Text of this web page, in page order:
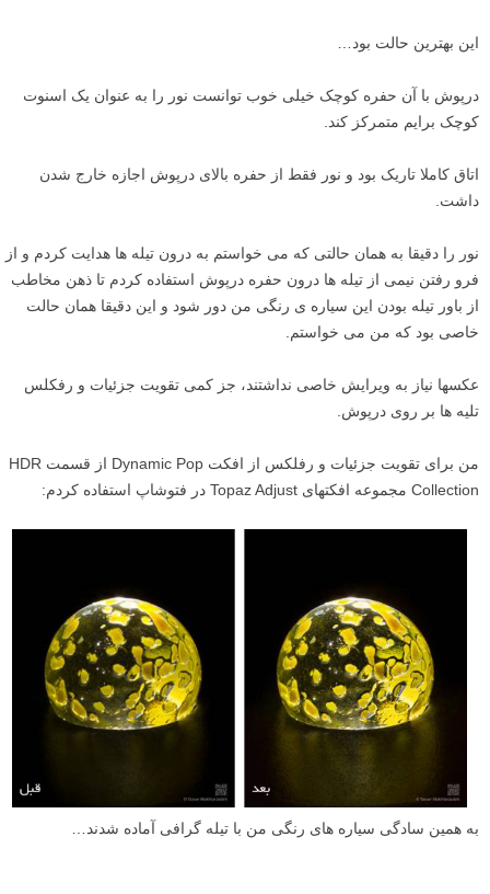
این بهترین حالت بود…
درپوش با آن حفره کوچک خیلی خوب توانست نور را به عنوان یک اسنوت
کوچک برایم متمرکز کند.
اتاق کاملا تاریک بود و نور فقط از حفره بالای درپوش اجازه خارج شدن
داشت.
نور را دقیقا به همان حالتی که می خواستم به درون تیله ها هدایت کردم و از
فرو رفتن نیمی از تیله ها درون حفره درپوش استفاده کردم تا ذهن مخاطب
از باور تیله بودن این سیاره ی رنگی من دور شود و این دقیقا همان حالت
خاصی بود که من می خواستم.
عکسها نیاز به ویرایش خاصی نداشتند، جز کمی تقویت جزئیات و رفکلس
تلیه ها بر روی درپوش.
من برای تقویت جزئیات و رفلکس از افکت Dynamic Pop از قسمت HDR
Collection مجموعه افکتهای Topaz Adjust در فتوشاپ استفاده کردم:
به همین سادگی سیاره های رنگی من با تیله گرافی آماده شدند…